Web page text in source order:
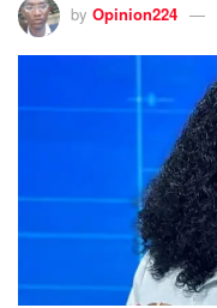
by Opinion224